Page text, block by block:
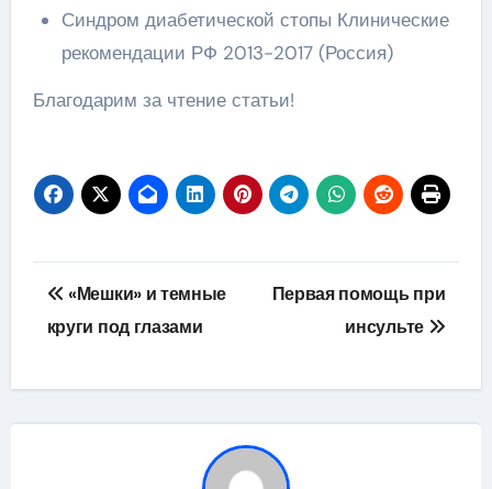
Синдром диабетической стопы Клинические
рекомендации РФ 2013-2017 (Россия)
Благодарим за чтение статьи!
Навигация
по
«Мешки» и темные
круги под глазами
Первая помощь при
инсульте